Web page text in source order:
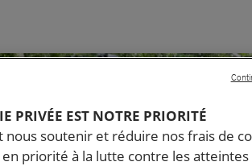
PRIVÉE EST NOTRE PRIORITÉ
nous soutenir et réduire nos frais de
priorité à la lutte contre les